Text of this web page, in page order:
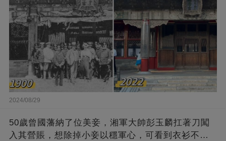
2024/08/29
50歲曾國藩納了位美妾，湘軍大帥彭玉麟扛著刀闖
入其營賬，想除掉小妾以穩軍心，可看到衣衫不整